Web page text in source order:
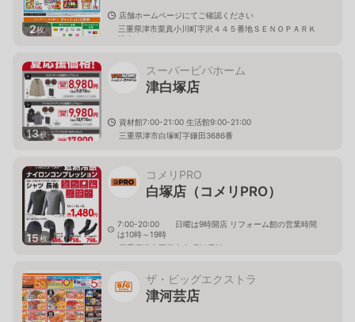
2枚
店舗ホームページにてご確認ください
三重県津市栗真小川町字沢４４５番地ＳＥＮＯＰＡＲＫ
津内
13枚
スーパービバホーム
津白塚店
資材館7:00-21:00 生活館9:00-21:00
三重県津市白塚町字鎌田3686番
15枚
コメリPRO
白塚店（コメリPRO）
7:00-20:00 日曜は9時開店 リフォーム館の営業時間
は10時～19時
三重県津市栗真中山町52番地-1
ザ・ビッグエクストラ
津河芸店